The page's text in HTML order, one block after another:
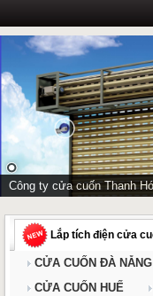
content
Công ty cửa cuốn Thanh
Lắp tích điện cửa
CỬA CUỐN ĐÀ NẴNG
CỬA CUỐN HUẾ